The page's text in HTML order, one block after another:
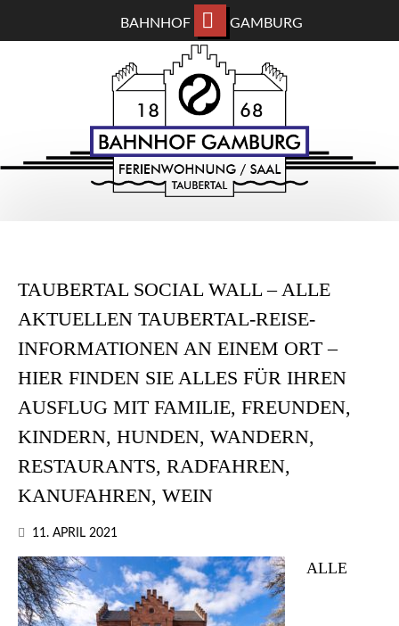
BAHNHOF GAMBURG
BAHNHOF GAMBURG
Ferienwohnung und Eventsaal im Taubertal
TAUBERTAL SOCIAL WALL – ALLE
AKTUELLEN TAUBERTAL-REISE-
INFORMATIONEN AN EINEM ORT –
HIER FINDEN SIE ALLES FÜR IHREN
AUSFLUG MIT FAMILIE, FREUNDEN,
KINDERN, HUNDEN, WANDERN,
RESTAURANTS, RADFAHREN,
KANUFAHREN, WEIN
11. APRIL 2021
ALLE